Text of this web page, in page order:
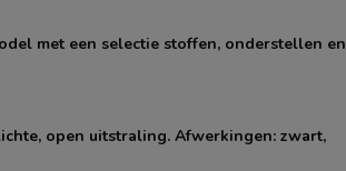
met een selectie stoffen, onderstellen en
open uitstraling. Afwerkingen: zwart,